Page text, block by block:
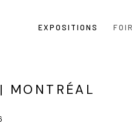
EXPOSITIONS